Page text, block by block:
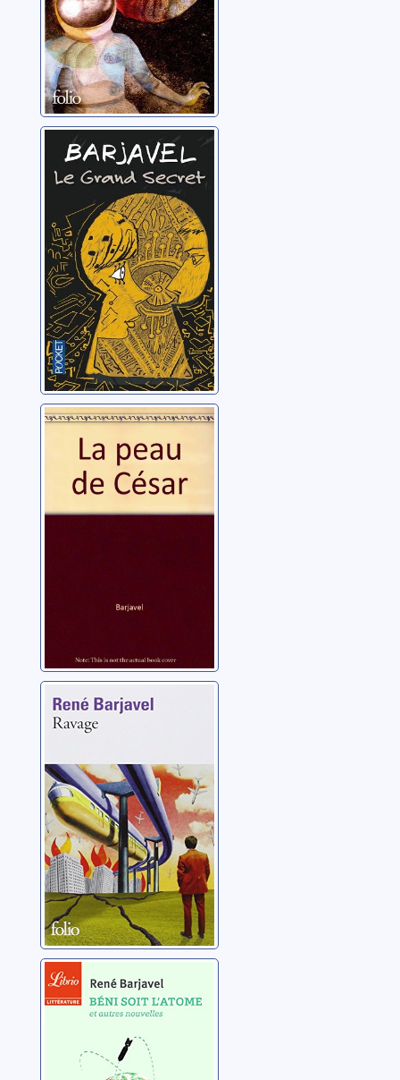
Le grand secret
Barjavel, René
La peau de César
Barjavel, René
Ravage
Barjavel, René
Béni soit l'atome
Barjavel, René